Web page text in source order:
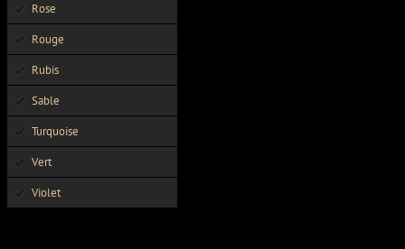
Rose
Rouge
Rubis
Sable
Turquoise
Vert
Violet